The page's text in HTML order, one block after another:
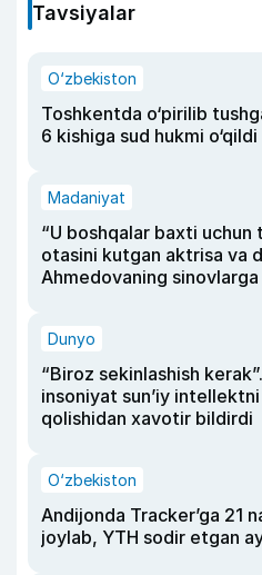
Tavsiyalar
O‘zbekiston
Toshkentda o‘pirilib
6 kishiga sud hukmi o‘qildi
Madaniyat
“U boshqalar baxti uchun
otasini kutgan aktrisa va
Ahmedovaning sinovlarga
Dunyo
“Biroz sekinlashish
insoniyat sun’iy
qolishidan xavotir bildirdi
O‘zbekiston
Andijonda Tracker’ga 21
joylab, YTH sodir etgan